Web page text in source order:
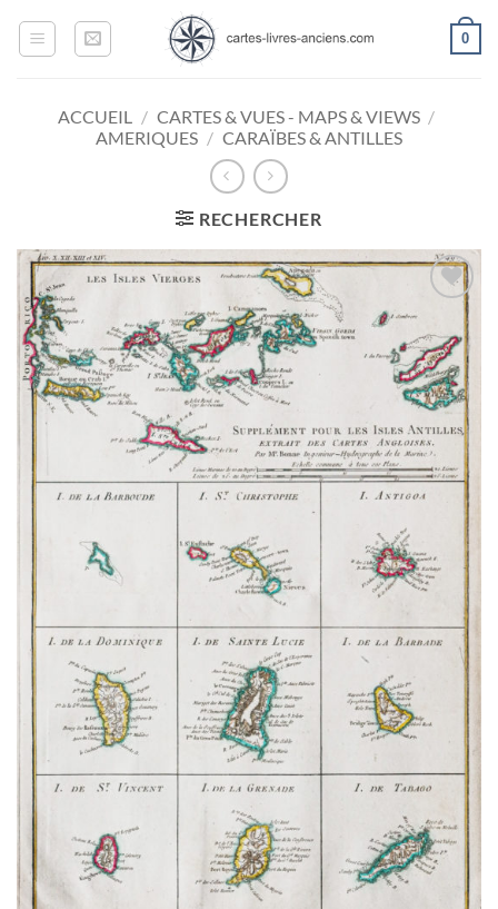
0
ACCUEIL / CARTES & VUES - MAPS & VIEWS /
AMERIQUES / CARAÏBES & ANTILLES
RECHERCHER
Ajouter
à la
wishlist